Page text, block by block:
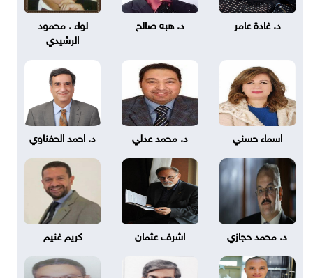
د. غادة عامر د. هبه صالح
لواء . محمود
الرشيدي
اسماء حسني د. محمد عدلي د. احمد الحفناوي
د. محمد حجازي اشرف عثمان كريم غنيم